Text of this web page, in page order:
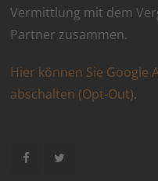
Vermittlung mit dem
Partner zusammen.
Hier können Sie Google
abschalten (Opt-Out).